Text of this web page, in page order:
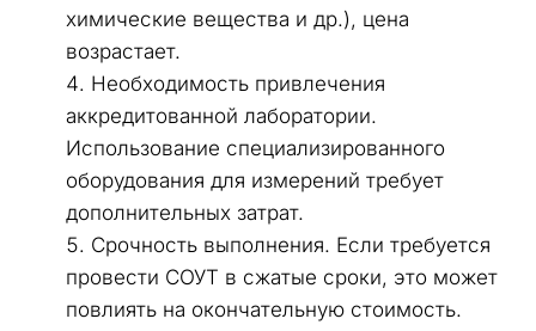
химические вещества и др.), цена
возрастает.
Необходимость привлечения
аккредитованной лаборатории.
Использование специализированного
оборудования для измерений требует
дополнительных затрат.
Срочность выполнения. Если требуется
провести СОУТ в сжатые сроки, это может
повлиять на окончательную стоимость.